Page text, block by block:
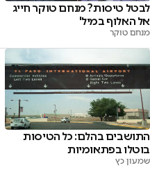
לבטל טיסות? מנחם טוקר חייג
אל האלוף במיל'
מנחם טוקר
התושבים בהלם: כל הטיסות
בוטלו בפתאומיות
שמעון כץ